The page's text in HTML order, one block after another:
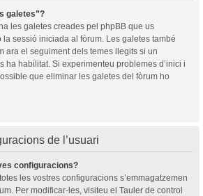
galetes”?
les galetes creades pel phpBB que us
sessió iniciada al fòrum. Les galetes també
ara el seguiment dels temes llegits si un
ha habilitat. Si experimenteu problemes d’inici i
que eliminar les galetes del fòrum ho
de l’usuari
configuracions?
les vostres configuracions s’emmagatzemen
Per modificar-les, visiteu el Tauler de control